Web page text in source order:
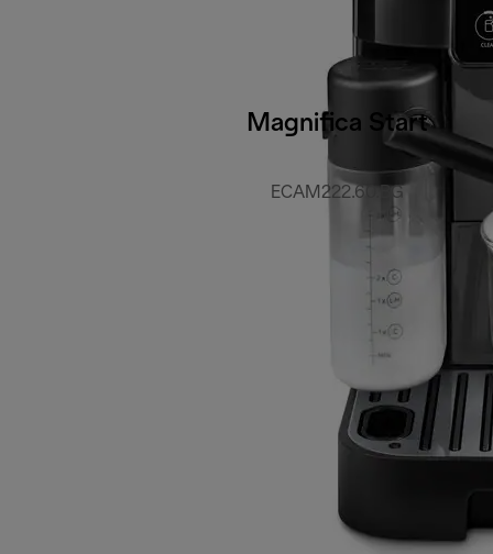
Magnifica Start
ECAM222.60.BG